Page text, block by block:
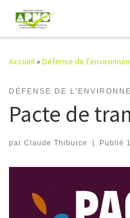
Passer au contenu
Accueil»Défense de
DÉFENSE DE
Pacte de
par Claude Thiburce | Publié